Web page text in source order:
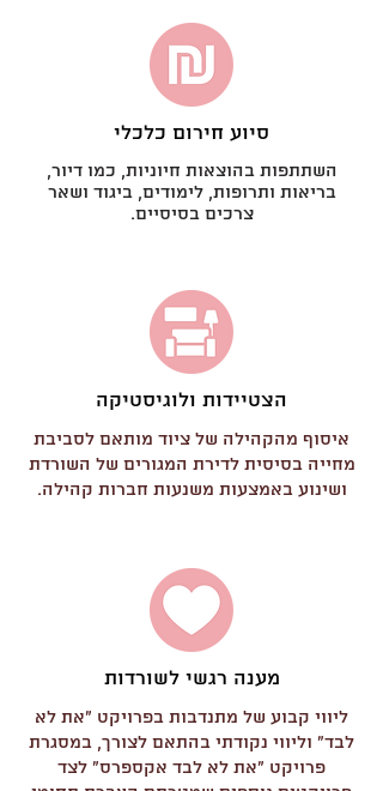
סיוע חירום כלכלי
השתתפות בהוצאות חיוניות, כמו דיור,
בריאות ותרופות, לימודים, ביגוד ושאר
צרכים בסיסיים.
הצטיידות ולוגיסטיקה
איסוף מהקהילה של ציוד מותאם לסביבת
מחייה בסיסית לדירת המגורים של השורדת
ושינוע באמצעות משנעות חברות קהילה.
מענה רגשי לשורדות
ליווי קבוע של מתנדבות בפרויקט "את לא
לבד" וליווי נקודתי בהתאם לצורך, במסגרת
פרויקט ״את לא לבד אקספרס״ לצד